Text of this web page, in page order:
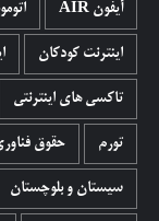
آیفون AIR
اینترنت کودکان
تاکسی های اینترنتی
تورم حقوق
سیستان و بلوچستان